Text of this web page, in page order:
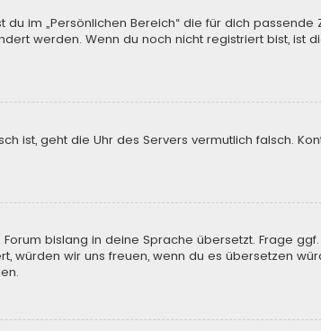
im „Persönlichen Bereich“ die für dich passende
werden. Wenn du noch nicht registriert bist, ist
ist, geht die Uhr des Servers vermutlich falsch.
bislang in deine Sprache übersetzt. Frage
würden wir uns freuen, wenn du es übersetzen